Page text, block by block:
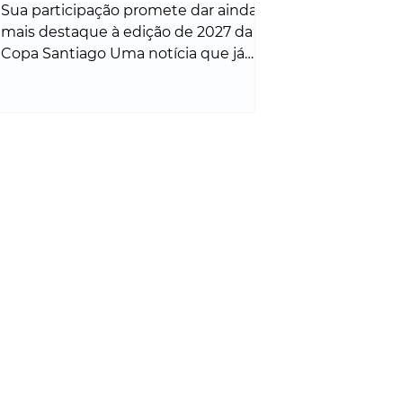
Sua participação promete dar ainda
mais destaque à edição de 2027 da
Copa Santiago Uma notícia que já